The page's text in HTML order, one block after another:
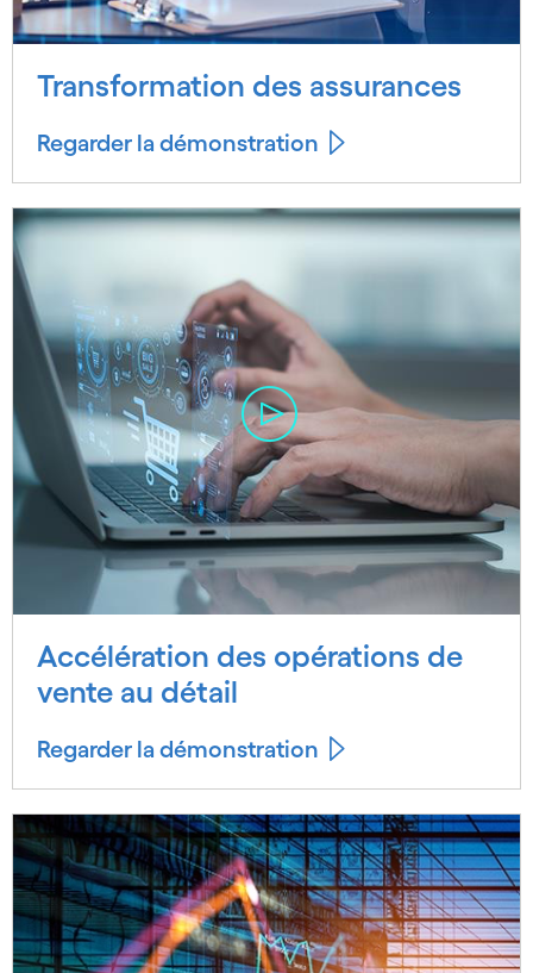
Transformation des assurances
Regarder la démonstration
Accélération des opérations de
vente au détail
Regarder la démonstration